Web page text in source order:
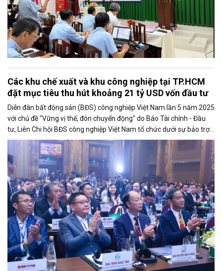
Các khu chế xuất và khu công nghiệp tại TP.HCM
đặt mục tiêu thu hút khoảng 21 tỷ USD vốn đầu tư
Diễn đàn bất động sản (BĐS) công nghiệp Việt Nam lần 5 năm 2025
với chủ đề "Vững vị thế, đón chuyển động" do Báo Tài chính - Đầu
tư, Liên Chi hội BĐS công nghiệp Việt Nam tổ chức dưới sự bảo trợ
của Bộ Tài chính, diễn ra chiều 29/10 với nhiều thông điệp quan